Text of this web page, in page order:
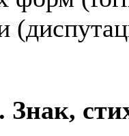
Знак,